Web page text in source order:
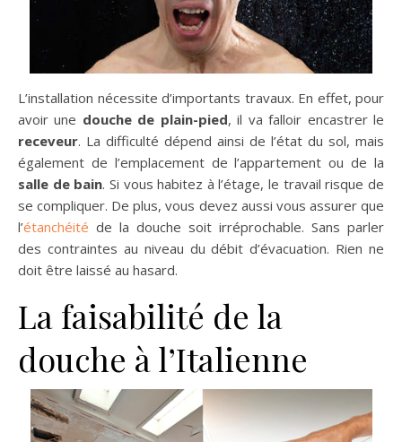
L’installation nécessite d’importants travaux. En effet, pour
avoir une douche de plain-pied, il va falloir encastrer le
receveur. La difficulté dépend ainsi de l’état du sol, mais
également de l’emplacement de l’appartement ou de la
salle de bain. Si vous habitez à l’étage, le travail risque de
se compliquer. De plus, vous devez aussi vous assurer que
l’étanchéité de la douche soit irréprochable. Sans parler
des contraintes au niveau du débit d’évacuation. Rien ne
doit être laissé au hasard.
La faisabilité de la
douche à l’Italienne